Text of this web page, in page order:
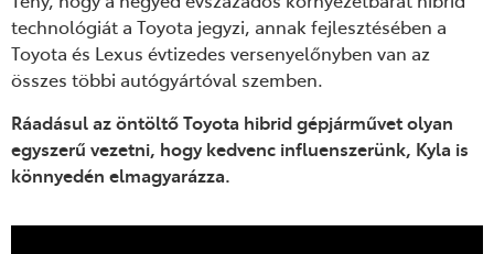
technológiát a Toyota jegyzi, annak fejlesztésében a
Toyota és Lexus évtizedes versenyelőnyben van az
összes többi autógyártóval szemben.
Ráadásul az öntöltő Toyota hibrid gépjárművet olyan
egyszerű vezetni, hogy kedvenc influenszerünk, Kyla is
könnyedén elmagyarázza.